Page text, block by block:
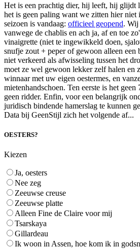
Het is een prachtig dier, hij leeft, hij glijdt
het is geen paling want we zitten hier
seizoen is vandaag: officieel geopend. Wij
vanwege de chablis en ach ja, af en toe
vinaigrette (niet te ingewikkeld doen,
snufje zout + peper of gewoon alleen een
niet verkeerd als afwisseling tussen het
moet ze wel gewoon lekker zelf halen en
winnaar met uw eigen oestermes, en
mietenhandschoen. Ten eerste is het geen
geen ridder. Enfin, voor een belangrijk
juridisch bindende hamerslag te kunnen
Data bij GeenStijl zich het volgende af...
OESTERS?
Kiezen
Ja, oesters
Nee zeg
Zeeuwse creuse
Zeeuwse platte
Alleen Fine de Claire voor mij
Tsarskaya
Gillardeau
Ik woon in Assen, hoe kom ik in